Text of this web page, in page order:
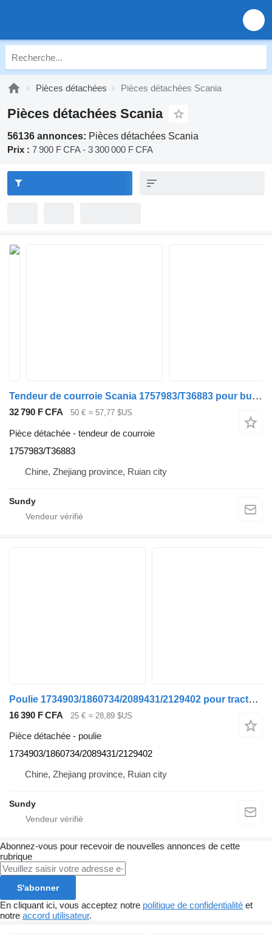
Pièces détachées Pièces détachées Scania
Pièces détachées Scania
56136 annonces: Pièces détachées Scania
Prix : 7 900 F CFA - 3 300 000 F CFA
Tendeur de courroie Scania 1757983/T36883 pour bus Scania
32 790 F CFA 50 € ≈ 57,77 $US
Pièce détachée - tendeur de courroie
1757983/T36883
Chine, Zhejiang province, Ruian city
Sundy
Poulie 1734903/1860734/2089431/2129402 pour tracteur routier Scania P-G-R-T
16 390 F CFA 25 € ≈ 28,89 $US
Pièce détachée - poulie
1734903/1860734/2089431/2129402
Chine, Zhejiang province, Ruian city
Sundy
Abonnez-vous pour recevoir de nouvelles annonces de cette
rubrique
S'abonner
En cliquant ici, vous acceptez notre politique de confidentialité et
notre accord utilisateur.